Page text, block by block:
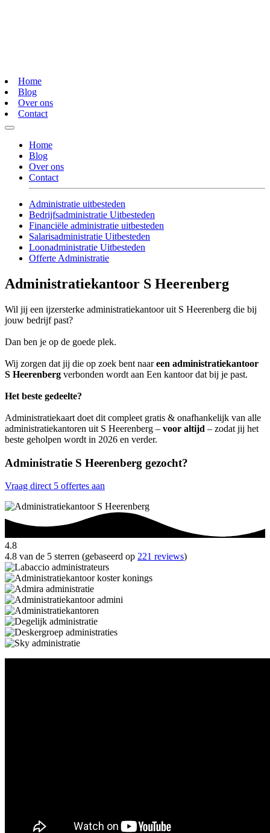
Home
Blog
Over ons
Contact
Home
Blog
Over ons
Contact
Administratie uitbesteden
Bedrijfsadministratie Uitbesteden
Financiële administratie uitbesteden
Salarisadministratie Uitbesteden
Loonadministratie Uitbesteden
Offerte Administratie
Administratiekantoor S Heerenberg
Wil jij een ijzersterke administratiekantoor uit S Heerenberg die bij
jouw bedrijf past?
Dan ben je op de goede plek.
Wij zorgen dat jij die op zoek bent naareen administratiekantoor
S Heerenberg verbonden wordt aan Een kantoor dat bij je past.
Het beste gedeelte?
Administratiekaart doet dit compleet gratis & onafhankelijk van alle
administratiekantoren uit S Heerenberg – voor altijd – zodat jij het
beste geholpen wordt in 2026 en verder.
Administratie S Heerenberg gezocht?
Vraag direct 5 offertes aan
4.8
4.8 van de 5 sterren (gebaseerd op 221 reviews)